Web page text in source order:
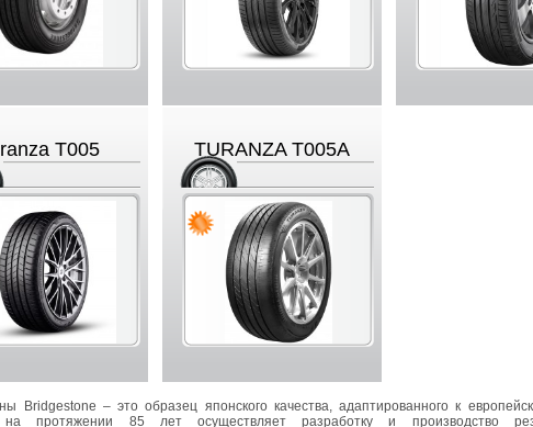
T005 TURANZA T005A
Bridgestone – это образец японского качества, адаптированного к
на протяжении 85 лет осуществляет разработку и производство